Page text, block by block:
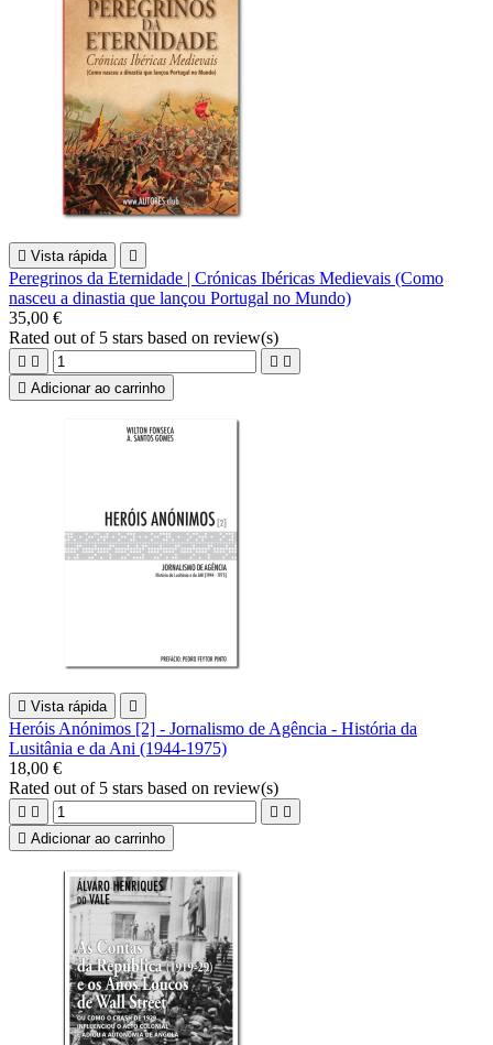
 Vista rápida 
Peregrinos da Eternidade | Crónicas Ibéricas Medievais (Como
nasceu a dinastia que lançou Portugal no Mundo)
35,00 €
Rated out of 5 stars based on review(s)
   
 Adicionar ao carrinho
 Vista rápida 
Heróis Anónimos [2] - Jornalismo de Agência - História da
Lusitânia e da Ani (1944-1975)
18,00 €
Rated out of 5 stars based on review(s)
   
 Adicionar ao carrinho